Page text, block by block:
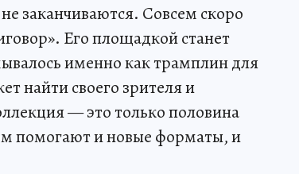
заканчиваются. Совсем скоро
Его площадкой станет
именно как трамплин для
найти своего зрителя и
— это только половина
помогают и новые форматы, и